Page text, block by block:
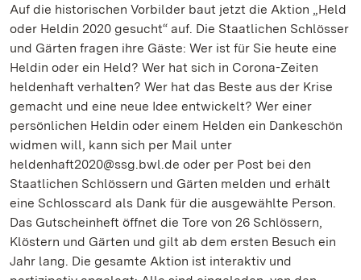
Auf die historischen Vorbilder baut jetzt die Aktion „Held
oder Heldin 2020 gesucht“ auf. Die Staatlichen Schlösser
und Gärten fragen ihre Gäste: Wer ist für Sie heute eine
Heldin oder ein Held? Wer hat sich in Corona-Zeiten
heldenhaft verhalten? Wer hat das Beste aus der Krise
gemacht und eine neue Idee entwickelt? Wer einer
persönlichen Heldin oder einem Helden ein Dankeschön
widmen will, kann sich per Mail unter
heldenhaft2020@ssg.bwl.de oder per Post bei den
Staatlichen Schlössern und Gärten melden und erhält
eine Schlosscard als Dank für die ausgewählte Person.
Das Gutscheinheft öffnet die Tore von 26 Schlössern,
Klöstern und Gärten und gilt ab dem ersten Besuch ein
Jahr lang. Die gesamte Aktion ist interaktiv und